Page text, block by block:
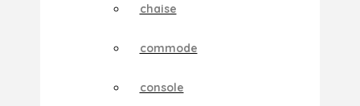
chaise
commode
console